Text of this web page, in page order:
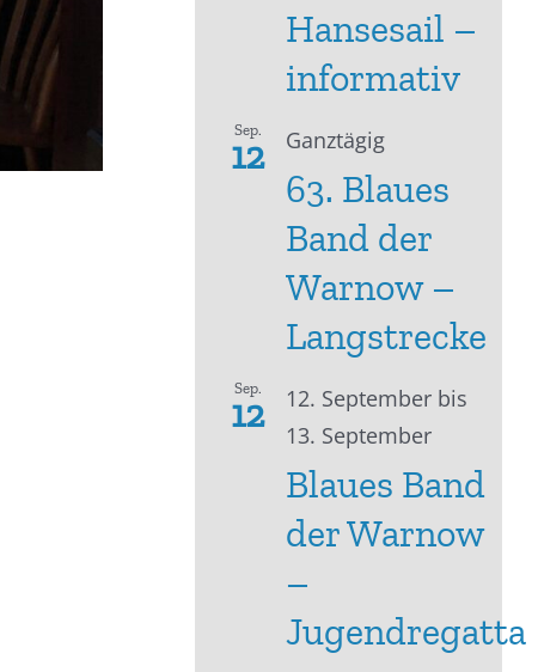
Hansesail –
informativ
Sep.
12 Ganztägig
63. Blaues
Band der
Warnow –
Langstrecke
Sep.
12 12. September bis
13. September
Blaues Band
der Warnow
–
Jugendregatta